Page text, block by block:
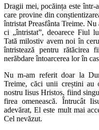
Dragii mei, pocăința este într-
care provine din
întristat Preasfânta Treime.
ci „întristat”, deoarece Fiul
Tată milostiv avem noi în
întristează pentru rătăcirea
nerăbdare întoarcerea lor în
Nu m-am referit doar la
Treime, căci unii creștini au
nostru Iisus Hristos, fiind
firea omenească. Întrucât
adevărat, El este mult mai
Cel nevăzut.